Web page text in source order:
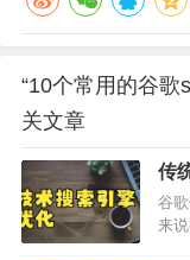
“10个常用的谷歌
关文章
传
谷
来